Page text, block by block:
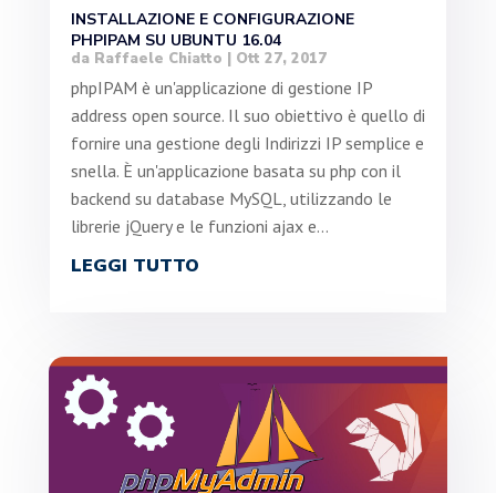
INSTALLAZIONE E CONFIGURAZIONE
PHPIPAM SU UBUNTU 16.04
da Raffaele Chiatto | Ott 27, 2017
phpIPAM è un'applicazione di gestione IP
address open source. Il suo obiettivo è quello di
fornire una gestione degli Indirizzi IP semplice e
snella. È un'applicazione basata su php con il
backend su database MySQL, utilizzando le
librerie jQuery e le funzioni ajax e...
LEGGI TUTTO